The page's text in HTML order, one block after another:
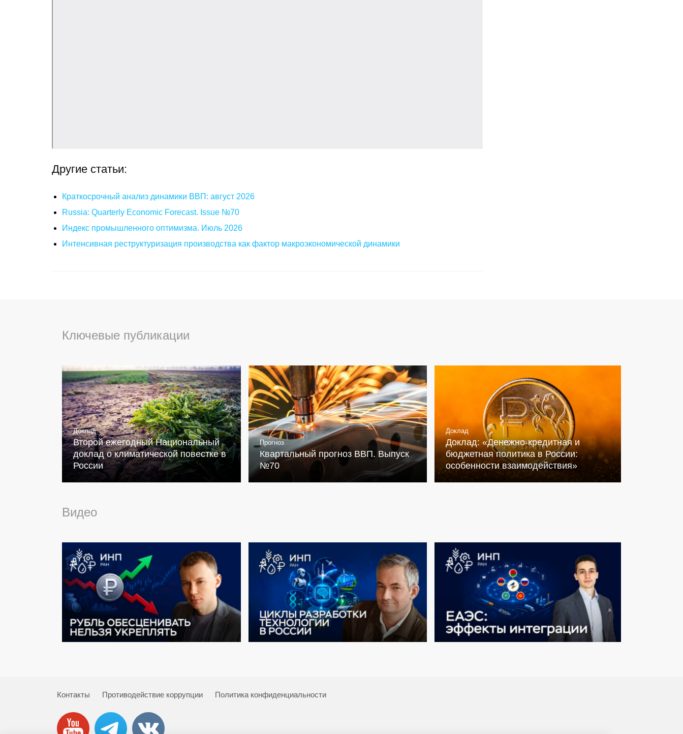
Другие статьи:
Краткосрочный анализ динамики ВВП: август 2026
Russia: Quarterly Economic Forecast. Issue №70
Индекс промышленного оптимизма. Июль 2026
Интенсивная реструктуризация производства как фактор макроэкономической динамики
Ключевые публикации
Доклад
Второй ежегодный Национальный
доклад о климатической повестке в
России
Прогноз
Квартальный прогноз ВВП. Выпуск
№70
Доклад
Доклад: «Денежно-кредитная и
бюджетная политика в России:
особенности взаимодействия»
Видео
Контакты Противодействие коррупции Политика конфиденциальности